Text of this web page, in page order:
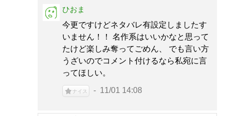
ひおま
今更ですけどネタバレ有設定しましたす
いません！！ 名作系はいいかなと思って
たけど楽しみ奪ってごめん、 でも言い方
うざいのでコメント付けるなら私宛に言
ってほしい。
ナイス 11/01 14:08